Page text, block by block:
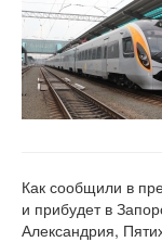
Как сообщили в
и прибудет в
Александрия,